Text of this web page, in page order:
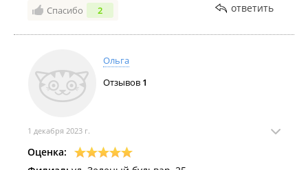
отдел продаж не называет. Вот вам и хваленный
Не самые удачные планировки в пятом доме, да
еще и проект видимо скорректировали в процессе
(либо лукавили при продаже): выбирали квартиру с
двумя санузлами, а в итоге в предполагаемом
теперь это просто дорогая кладовка (((. Также
менеджер отдела продаж умолчал, что согласно
градостроительного плана под нашими окнами
Спасибо 2 ответить
Ольга
Отзывов 1
1 декабря 2023 г.
Оценка: